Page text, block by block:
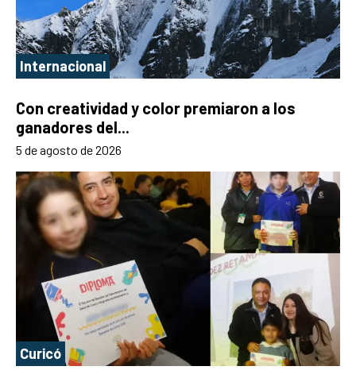
Internacional
Con creatividad y color premiaron a los
ganadores del...
5 de agosto de 2026
Curicó